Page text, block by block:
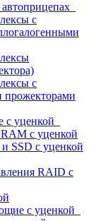
с
с
прожекторами
с уценкой
с уценкой
SSD с уценкой
RAID с
с уценкой